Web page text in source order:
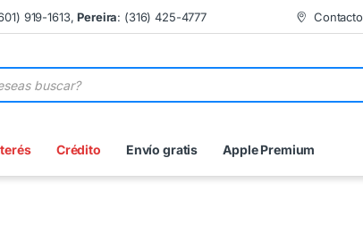
919-1613,Pereira: (316) 425-4777 Contacto
Crédito Envío gratis Apple Premium